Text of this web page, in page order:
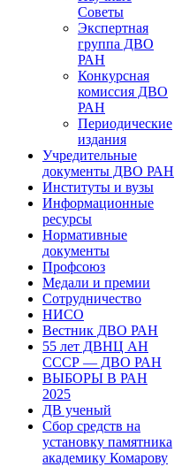
Советы
Экспертная
группа ДВО
РАН
Конкурсная
комиссия ДВО
РАН
Периодические
издания
Учредительные
документы ДВО РАН
Институты и вузы
Информационные
ресурсы
Нормативные
документы
Профсоюз
Медали и премии
Сотрудничество
НИСО
Вестник ДВО РАН
55 лет ДВНЦ АН
СССР — ДВО РАН
ВЫБОРЫ В РАН
2025
ДВ ученый
Сбор средств на
установку памятника
академику Комарову